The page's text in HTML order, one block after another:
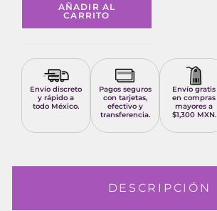
AÑADIR AL
CARRITO
Envío discreto
y rápido a
todo México.
Pagos seguros
con tarjetas,
efectivo y
transferencia.
Envío gratis
en compras
mayores a
$1,300 MXN.
DESCRIPCIÓN